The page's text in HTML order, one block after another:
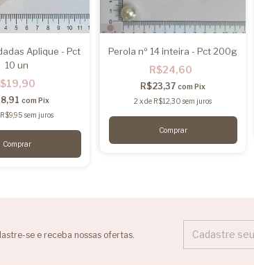
Aplique - Pct
10 un
com Pix
R$9,95 sem juros
Perola nº 14 inteira - Pct 200g
R$24,60
R$23,37 com Pix
2 xde R$12,30 sem juros
se e receba nossas ofertas.